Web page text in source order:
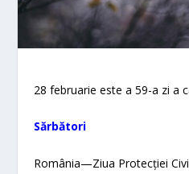
28 februarie este a 59-a zi a
Sărbători​
România—Ziua Protecției